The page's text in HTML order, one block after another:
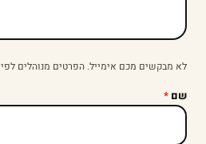
לא מבקשים מכם אימייל. הפרטים מנוהלים לפי
שם *